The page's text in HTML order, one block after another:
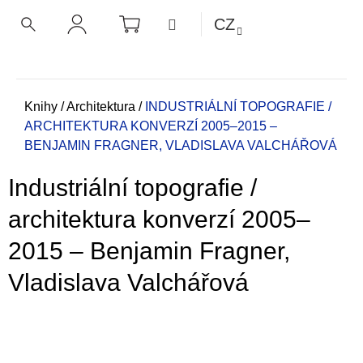
NÁKUPNÍ
KOŠÍK MENUCZ
Domů
Knihy /Architektura / INDUSTRIÁLNÍ TOPOGRAFIE /
ARCHITEKTURA KONVERZÍ 2005–2015 –
BENJAMIN FRAGNER, VLADISLAVA VALCHÁŘOVÁ
Industriální topografie /
architektura konverzí 2005–
2015 – Benjamin Fragner,
Vladislava Valchářová
ZPĚT
ZPĚT
o
p
o
ř
e
u
j